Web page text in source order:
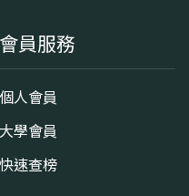
會員服務
個人會員
大學會員
快速查榜